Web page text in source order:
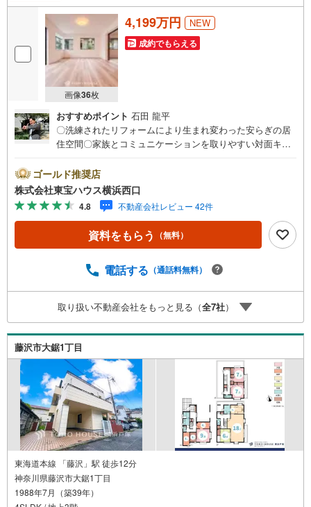
画像36枚
4,199万円 NEW
成約でもらえる
おすすめポイント 石田 龍平
〇洗練されたリフォームにより生まれ変わった安らぎの居
住空間〇家族とコミュニケーションを取りやすい対面キッ
快適な暮らしを彩る設備も充実していますーーーーYaho
o！ 不動産キャンペーン対象店舗ーーーー当店で物件を成
約するとPayPayボーナスライトがもらえる「Yahoo！ 不動
産 物件ご成約キャンペーン」の対象になります。「資料を
もらう」「見学予約をする」ボタンからお問い合わせくだ
さい。※必ずYahoo！ JAPAN IDでログインしてください。
期限は付与日から60日です。ーーーーーーーーーーーーー
であり、実際の適用金利は融資実行時のものとなります。
金利情勢により表記の返済額と異なる場合があります。ー
ーーーーーーーーーーーーーーーーーーーーーーーー
ゴールド推奨店
株式会社東宝ハウス横浜西口
4.8 不動産会社レビュー 42件
資料をもらう （無料）
電話する （通話料無料）
取り扱い不動産会社をもっと見る（全7社）
藤沢市大鋸1丁目
東海道本線 「藤沢」駅 徒歩12分
神奈川県藤沢市大鋸1丁目
1988年7月（築39年）